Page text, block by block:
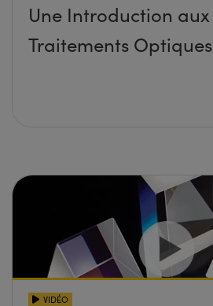
Une Introduction aux
Traitements Optiques
VIDÉO